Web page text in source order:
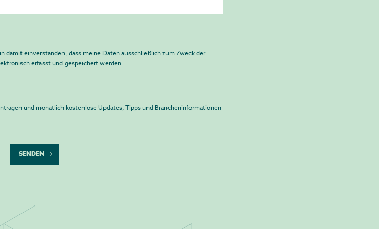
damit einverstanden, dass meine Daten ausschließlich zum Zweck der
erfasst und gespeichert werden.
und monatlich kostenlose Updates, Tipps und Brancheninformationen
SENDEN